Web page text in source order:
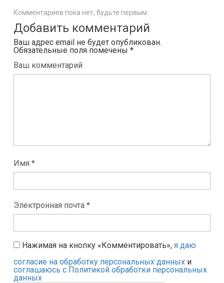
Комментариев пока нет, будьте первым.
Добавить комментарий
Ваш адрес email не будет опубликован.
Обязательные поля помечены *
Ваш комментарий
Имя *
Электронная почта *
Нажимая на кнопку «Комментировать», я даю
согласие на обработку персональных данных и
соглашаюсь с Политикой обработки персональных
данных